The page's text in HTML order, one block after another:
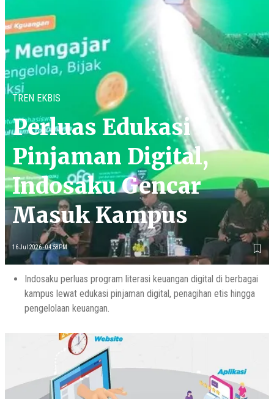
TREN EKBIS
Perluas Edukasi
Pinjaman Digital,
Indosaku Gencar
Masuk Kampus
16 Jul 2026 - 04:58PM
Indosaku perluas program literasi keuangan digital di berbagai
kampus lewat edukasi pinjaman digital, penagihan etis hingga
pengelolaan keuangan.